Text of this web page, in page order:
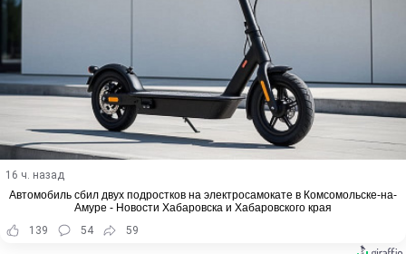
16 ч. назад
Автомобиль сбил двух подростков на электросамокате в Комсомольске-на-
Амуре - Новости Хабаровска и Хабаровского края
139
54 59